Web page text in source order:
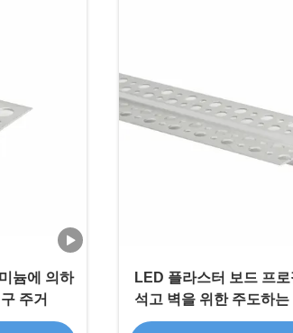
늄에 의하
주거
LED 플라스터 보드 프로필 건식
석고 벽을 위한 주도하는
출